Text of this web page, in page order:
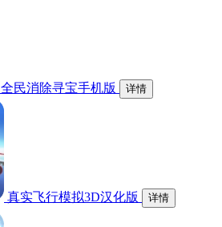
全民消除寻宝手机版 详情
真实飞行模拟3D汉化版 详情